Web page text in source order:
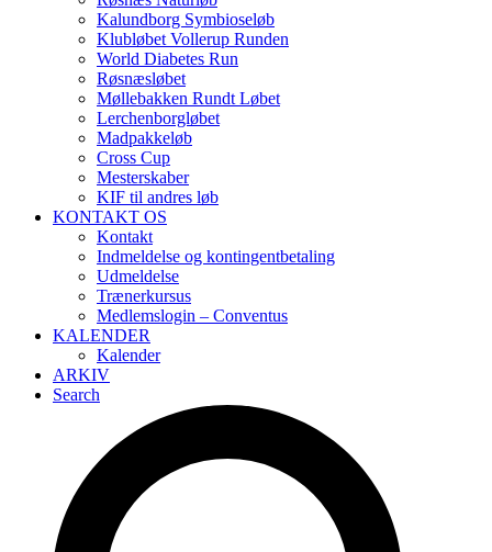
Kalundborg Symbioseløb
Klubløbet Vollerup Runden
World Diabetes Run
Røsnæsløbet
Møllebakken Rundt Løbet
Lerchenborgløbet
Madpakkeløb
Cross Cup
Mesterskaber
KIF til andres løb
KONTAKT OS
Kontakt
Indmeldelse og kontingentbetaling
Udmeldelse
Trænerkursus
Medlemslogin – Conventus
KALENDER
Kalender
ARKIV
Search